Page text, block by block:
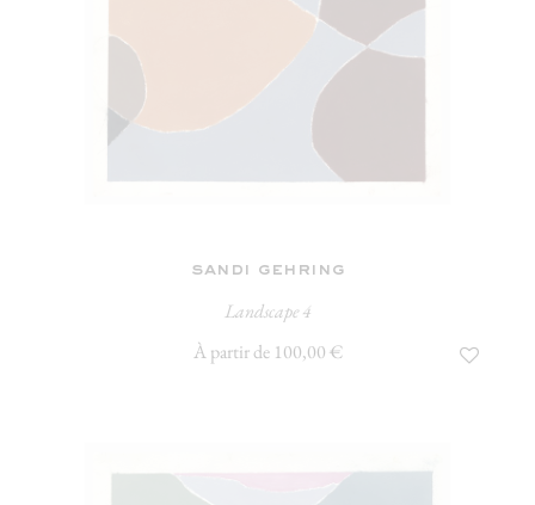
sandi gehring
Landscape 4
À partir de 100,00 €